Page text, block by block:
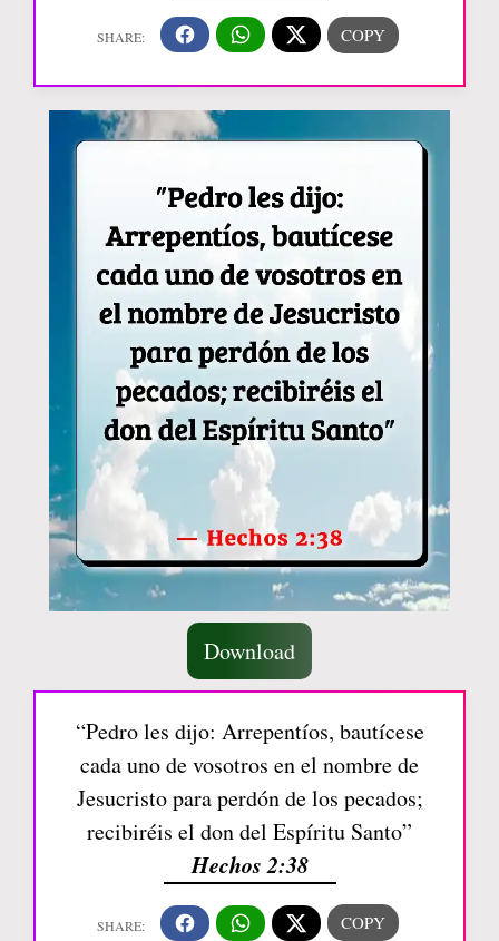
Download
“Pedro les dijo: Arrepentíos, bautícese
cada uno de vosotros en el nombre de
Jesucristo para perdón de los pecados;
recibiréis el don del Espíritu Santo”
Hechos 2:38